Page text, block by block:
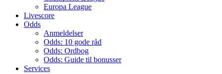
Europa League
Livescore
Odds
Anmeldelser
Odds: 10 gode råd
Odds: Ordbog
Odds: Guide til bonusser
Services